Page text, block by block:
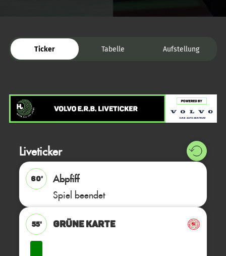
Ticker Tabelle Aufstellung
Liveticker
60'
Abpfiff
Spiel beendet
55' GRÜNE KARTE